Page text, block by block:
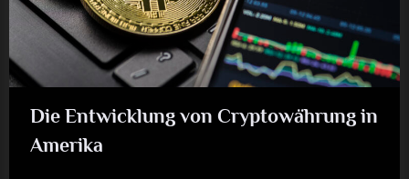
Die Entwicklung von Cryptowährung in
Amerika